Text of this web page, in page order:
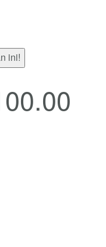
ini!